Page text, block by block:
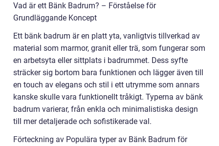
Vad är ett Bänk Badrum? – Förståelse för
Grundläggande Koncept
Ett bänk badrum är en platt yta, vanligtvis tillverkad av
material som marmor, granit eller trä, som fungerar som
en arbetsyta eller sittplats i badrummet. Dess syfte
sträcker sig bortom bara funktionen och lägger även till
en touch av elegans och stil i ett utrymme som annars
kanske skulle vara funktionellt tråkigt. Typerna av bänk
badrum varierar, från enkla och minimalistiska design
till mer detaljerade och sofistikerade val.
Förteckning av Populära typer av Bänk Badrum för